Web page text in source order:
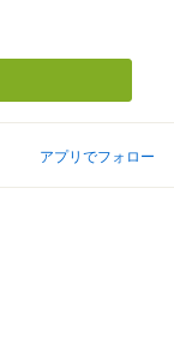
アプリでフォロー